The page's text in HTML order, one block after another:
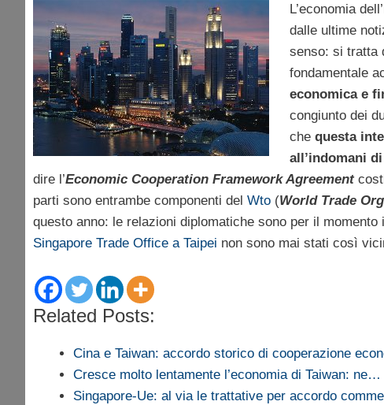
L’economia
dalle ultime
senso: si tratta
fondamentale
economica e
congiunto dei
che questa
all’indomani
dire l’Economic Cooperation Framework Agreement
parti sono entrambe componenti del Wto (World Trade
questo anno: le relazioni diplomatiche sono per il momento
Singapore Trade Office a Taipei non sono mai stati così
Related Posts:
Cina e Taiwan: accordo storico di cooperazione
Cresce molto lentamente l’economia di Taiwan: ne…
Singapore-Ue: al via le trattative per accordo